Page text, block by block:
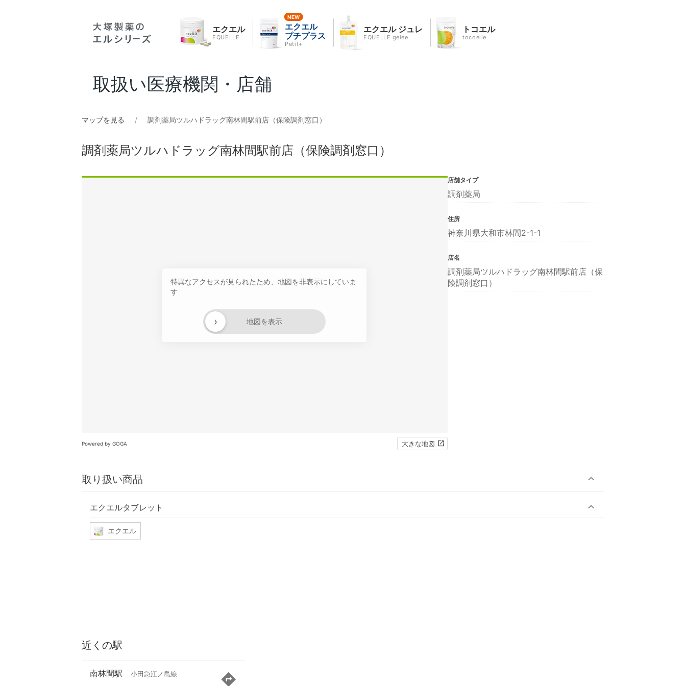
エクエル
EQUELLE
エクエル
プチプラス
Petit+
エクエル ジュレ
EQUELLE gelée
トコエル
tocoelle
取扱い医療機関・店舗
マップを見る 調剤薬局ツルハドラッグ南林間駅前店（保険調剤窓口）
調剤薬局ツルハドラッグ南林間駅前店（保険調剤窓口）
特異なアクセスが見られたため、地図を非表示にしていま
す
地図を表示
›
Powered by GOGA 大きな地図
取り扱い商品
エクエルタブレット
エクエル
店舗タイプ
調剤薬局
住所
神奈川県大和市林間2-1-1
店名
調剤薬局ツルハドラッグ南林間駅前店（保
険調剤窓口）
近くの駅
南林間駅 小田急江ノ島線